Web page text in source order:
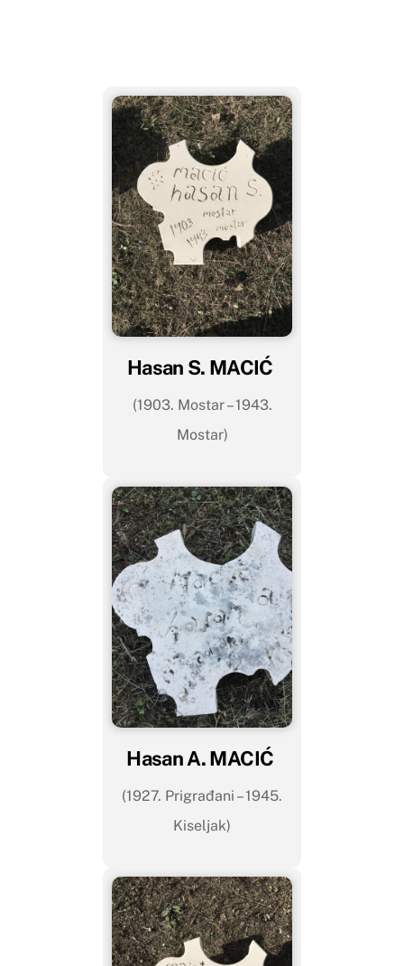
Hasan S. MACIĆ
(1903. Mostar – 1943.
Mostar)
Hasan A. MACIĆ
(1927. Prigrađani – 1945.
Kiseljak)